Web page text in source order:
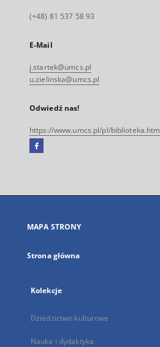
(+48) 81 537 58 93
E-Mail
j.startek@umcs.pl
u.zielinska@umcs.pl
Odwiedź nas!
https://www.umcs.pl/pl/biblioteka.htm
Facebook
się
karcie
MAPA STRONY
Strona główna
Kolekcje
Dziedzictwo kulturowe
Nauka i dydaktyka